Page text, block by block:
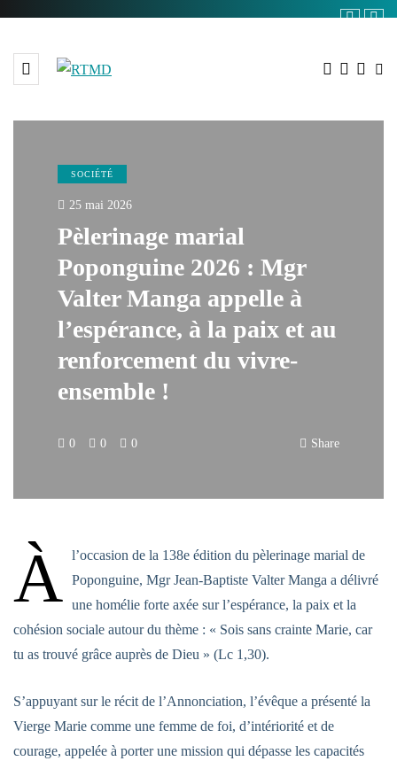
SOCIÉTÉ
25 mai 2026
Pèlerinage marial
Poponguine 2026 : Mgr
Valter Manga appelle à
l’espérance, à la paix et au
renforcement du vivre-
ensemble !
0 0 0 Share
À l’occasion de la 138e édition du pèlerinage marial de
Poponguine, Mgr Jean-Baptiste Valter Manga a délivré
une homélie forte axée sur l’espérance, la paix et la
cohésion sociale autour du thème : « Sois sans crainte Marie, car
tu as trouvé grâce auprès de Dieu » (Lc 1,30).
S’appuyant sur le récit de l’Annonciation, l’évêque a présenté la
Vierge Marie comme une femme de foi, d’intériorité et de
courage, appelée à porter une mission qui dépasse les capacités